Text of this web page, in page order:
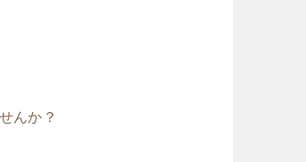
んか？